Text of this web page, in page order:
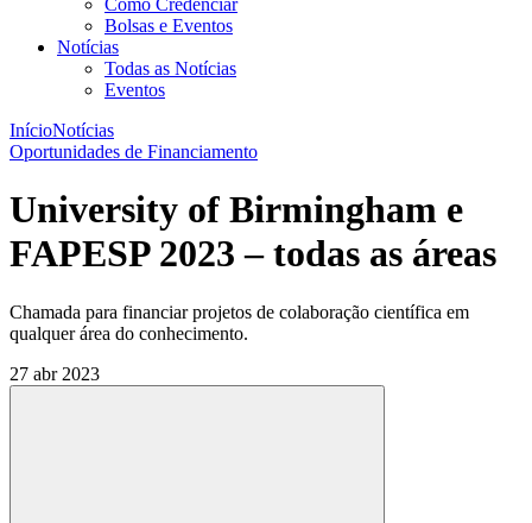
Bolsas e Eventos
Notícias
Todas as Notícias
Eventos
InícioNotícias
Oportunidades de Financiamento
University of Birmingham e
FAPESP 2023 – todas as áreas
Chamada para financiar projetos de colaboração científica em
qualquer área do conhecimento.
27 abr 2023